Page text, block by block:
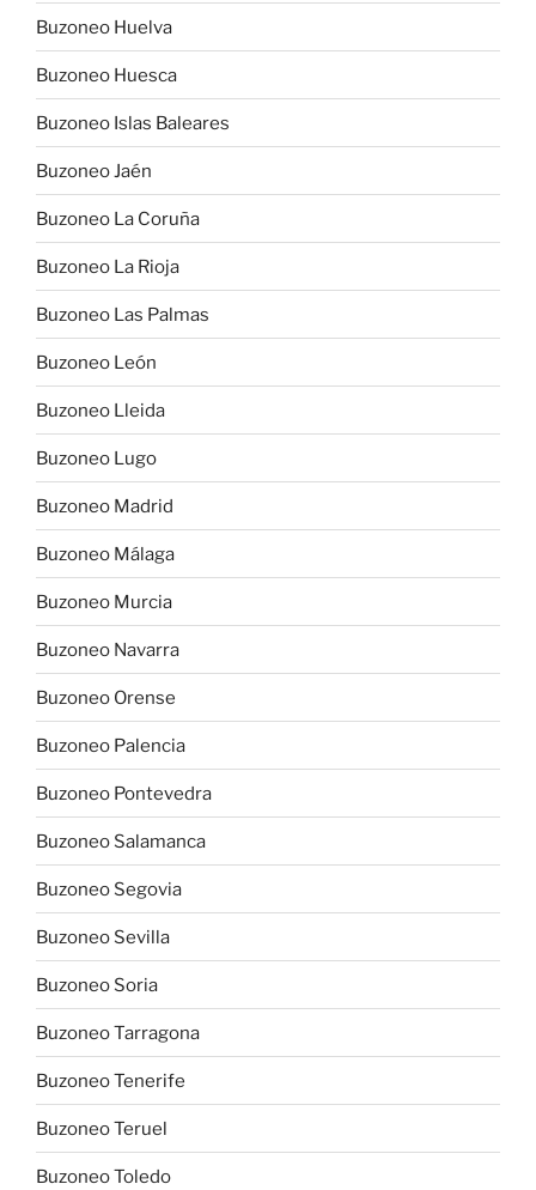
Buzoneo Huelva
Buzoneo Huesca
Buzoneo Islas Baleares
Buzoneo Jaén
Buzoneo La Coruña
Buzoneo La Rioja
Buzoneo Las Palmas
Buzoneo León
Buzoneo Lleida
Buzoneo Lugo
Buzoneo Madrid
Buzoneo Málaga
Buzoneo Murcia
Buzoneo Navarra
Buzoneo Orense
Buzoneo Palencia
Buzoneo Pontevedra
Buzoneo Salamanca
Buzoneo Segovia
Buzoneo Sevilla
Buzoneo Soria
Buzoneo Tarragona
Buzoneo Tenerife
Buzoneo Teruel
Buzoneo Toledo